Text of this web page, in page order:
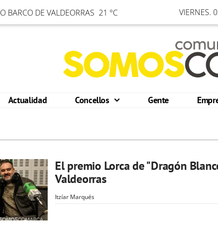
O BARCO DE VALDEORRAS 21 °C VIERNES.
Actualidad Concellos Gente
El premio Lorca de "Dragón
Valdeorras
Itzíar Marqués